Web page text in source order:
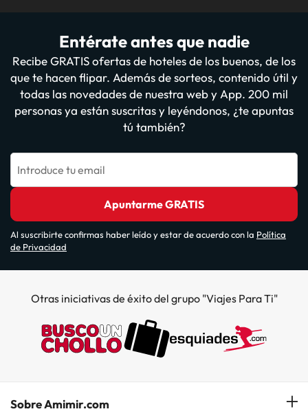
Entérate antes que nadie
Recibe GRATIS ofertas de hoteles de los buenos, de los
que te hacen flipar. Además de sorteos, contenido útil y
todas las novedades de nuestra web y App. 200 mil
personas ya están suscritas y leyéndonos, ¿te apuntas
tú también?
Introduce tu email
Apuntarme GRATIS
Al suscribirte confirmas haber leído y estar de acuerdo con la Política
de Privacidad
Otras iniciativas de éxito del grupo "Viajes Para Ti"
Sobre Amimir.com